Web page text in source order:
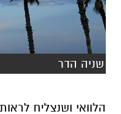
שניה הדר
הלוואי ושנצליח